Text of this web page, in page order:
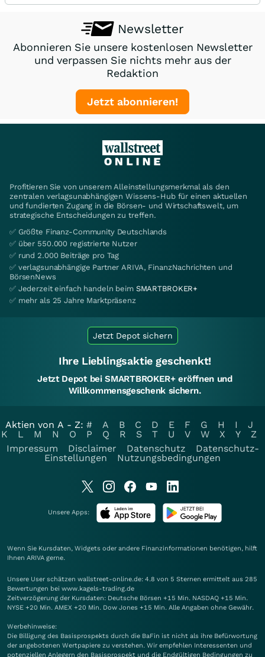
Newsletter
Abonnieren Sie unsere kostenlosen Newsletter
und verpassen Sie nichts mehr aus der
Redaktion
Jetzt abonnieren!
Profitieren Sie von unserem Alleinstellungsmerkmal als den
zentralen verlagsunabhängigen Wissens-Hub für einen aktuellen
und fundierten Zugang in die Börsen- und Wirtschaftswelt, um
strategische Entscheidungen zu treffen.
✅ Größte Finanz-Community Deutschlands
✅ über 550.000 registrierte Nutzer
✅ rund 2.000 Beiträge pro Tag
✅ verlagsunabhängige Partner ARIVA, FinanzNachrichten und
BörsenNews
✅ Jederzeit einfach handeln beim SMARTBROKER+
✅ mehr als 25 Jahre Marktpräsenz
Jetzt Depot sichern
Ihre Lieblingsaktie geschenkt!
Jetzt Depot bei SMARTBROKER+ eröffnen und
Willkommensgeschenk sichern.
Aktien von A - Z: # A B C D E F G H I
J
K
L M N O P Q R S T U V W X Y
Z
Impressum
Disclaimer Datenschutz
Datenschutz-
Einstellungen
Nutzungsbedingungen
Unsere Apps:
Wenn Sie Kursdaten, Widgets oder andere Finanzinformationen benötigen, hilft
Ihnen ARIVA gerne.
Unsere User schätzen wallstreet-online.de: 4.8 von 5 Sternen ermittelt aus 285
Bewertungen bei www.kagels-trading.de
Zeitverzögerung der Kursdaten: Deutsche Börsen +15 Min. NASDAQ +15 Min.
NYSE +20 Min. AMEX +20 Min. Dow Jones +15 Min. Alle Angaben ohne Gewähr.
Werbehinweise:
Die Billigung des Basisprospekts durch die BaFin ist nicht als ihre Befürwortung
der angebotenen Wertpapiere zu verstehen. Wir empfehlen Interessenten und
potenziellen Anlegern den Basisprospekt und die Endgültigen Bedingungen zu